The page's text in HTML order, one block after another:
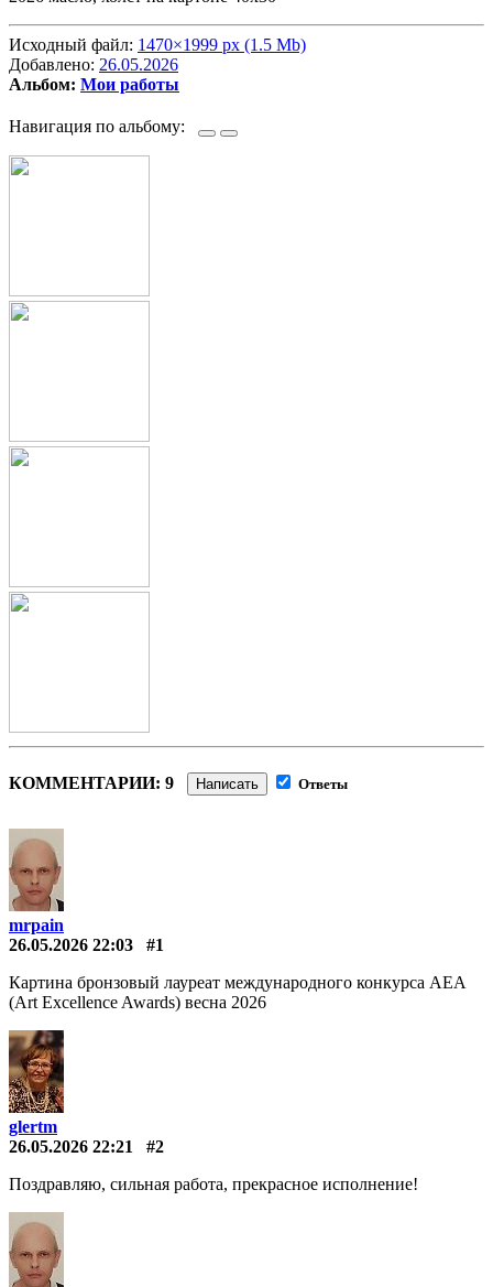
Исходный файл: 1470×1999 px (1.5 Mb)
Добавлено: 26.05.2026
Альбом: Мои работы
Навигация по альбому:
КОММЕНТАРИИ: 9 Написать Ответы
mrpain
26.05.2026 22:03
#1
Картина бронзовый лауреат международного конкурса АЕА
(Art Excellence Awards) весна 2026
glertm
26.05.2026 22:21
#2
Поздравляю, сильная работа, прекрасное исполнение!